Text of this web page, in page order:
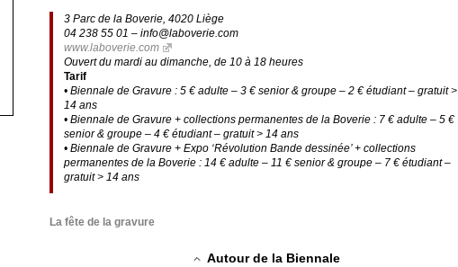
3 Parc de la Boverie, 4020 Liège
04 238 55 01 – info@laboverie.com
www.laboverie.com
Ouvert du mardi au dimanche, de 10 à 18 heures
Tarif
• Biennale de Gravure : 5 € adulte – 3 € senior & groupe – 2 € étudiant – gratuit >
14 ans
• Biennale de Gravure + collections permanentes de la Boverie : 7 € adulte – 5 €
senior & groupe – 4 € étudiant – gratuit > 14 ans
• Biennale de Gravure + Expo ‘Révolution Bande dessinée’ + collections
permanentes de la Boverie : 14 € adulte – 11 € senior & groupe – 7 € étudiant –
gratuit > 14 ans
La fête de la gravure
Autour de la Biennale